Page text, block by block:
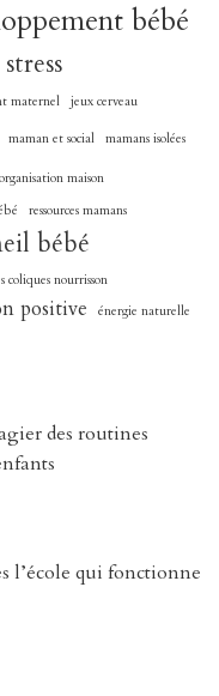
bébé
maternel jeux cerveau
maman et social mamans isolées
organisation maison
ressources mamans
bébé
coliques nourrisson
positive énergie naturelle
des routines
l’école qui fonctionne